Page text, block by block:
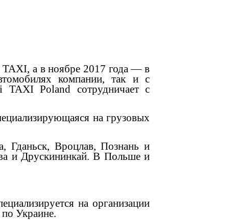
а в ноябре 2017 года — в
компании, так и с
TAXI Poland сотрудничает с
на грузовых
Гданьск, Вроцлав, Познань и
и Друскининкай. В Польше и
на организации
Украине.